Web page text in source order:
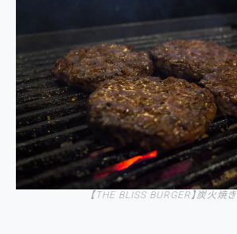
【THE BLISS BURGER】炭火焼